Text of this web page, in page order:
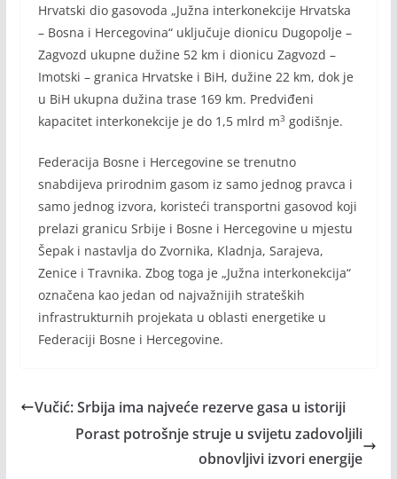
Hrvatski dio gasovoda „Južna interkonekcije Hrvatska
– Bosna i Hercegovina“ uključuje dionicu Dugopolje –
Zagvozd ukupne dužine 52 km i dionicu Zagvozd –
Imotski – granica Hrvatske i BiH, dužine 22 km, dok je
u BiH ukupna dužina trase 169 km. Predviđeni
kapacitet interkonekcije je do 1,5 mlrd m3 godišnje.
Federacija Bosne i Hercegovine se trenutno
snabdijeva prirodnim gasom iz samo jednog pravca i
samo jednog izvora, koristeći transportni gasovod koji
prelazi granicu Srbije i Bosne i Hercegovine u mjestu
Šepak i nastavlja do Zvornika, Kladnja, Sarajeva,
Zenice i Travnika. Zbog toga je „Južna interkonеkcija“
označenа kao jedan od najvažnijih strateških
infrastrukturnih projekata u oblasti energetike u
Federaciji Bosne i Hercegovine.
Vučić: Srbija ima najveće rezerve gasa u istoriji
Porast potrošnje struje u svijetu zadovoljili
obnovljivi izvori energije